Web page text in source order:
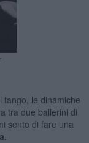
tango, le dinamiche
tra due ballerini di
sento di fare una